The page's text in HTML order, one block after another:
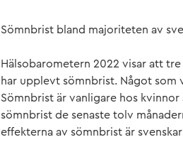
Sömnbrist bland majoriteten av
Hälsobarometern 2022 visar att
har upplevt sömnbrist. Något som
Sömnbrist är vanligare hos
sömnbrist de senaste tolv
effekterna av sömnbrist är